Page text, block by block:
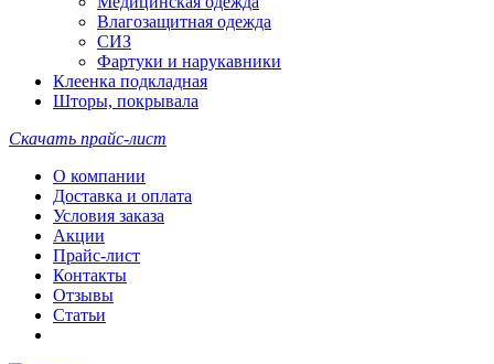
Влагозащитная одежда
СИЗ
Фартуки и нарукавники
Клеенка подкладная
Шторы, покрывала
Скачать прайс-лист
О компании
Доставка и оплата
Условия заказа
Акции
Прайс-лист
Контакты
Отзывы
Статьи